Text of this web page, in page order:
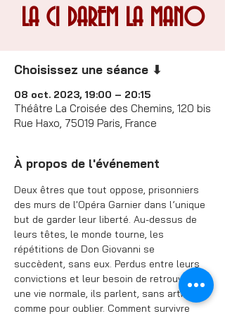
LA CI DAREM LA MANO
Choisissez une séance ⬇
08 oct. 2023, 19:00 – 20:15
Théâtre La Croisée des Chemins, 120 bis
Rue Haxo, 75019 Paris, France
À propos de l'événement
Deux êtres que tout oppose, prisonniers
des murs de l'Opéra Garnier dans l’unique
but de garder leur liberté. Au-dessus de
leurs têtes, le monde tourne, les
répétitions de Don Giovanni se
succèdent, sans eux. Perdus entre leurs
convictions et leur besoin de retrouver
une vie normale, ils parlent, sans artifices,
comme pour oublier. Comment survivre